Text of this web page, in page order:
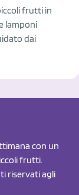
frutti in
lamponi
dai
con un
frutti.
riservati agli